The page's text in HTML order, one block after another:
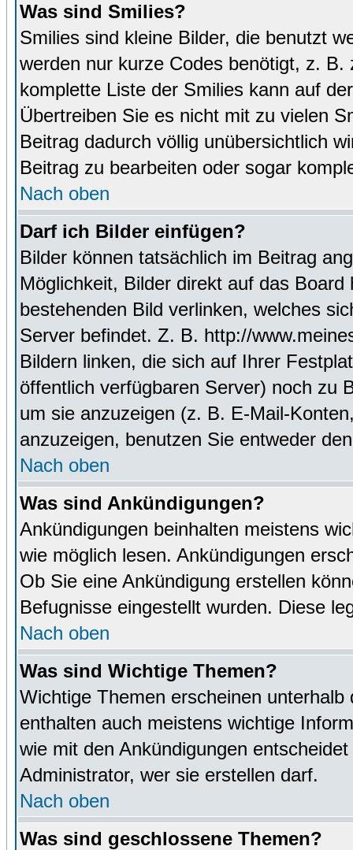
Was sind Smilies?
Smilies sind kleine Bilder, die benutzt
werden nur kurze Codes benötigt, z.
komplette Liste der Smilies kann auf
Übertreiben Sie es nicht mit zu vielen
Beitrag dadurch völlig unübersichtlich
Beitrag zu bearbeiten oder sogar
Nach oben
Darf ich Bilder einfügen?
Bilder können tatsächlich im Beitrag
Möglichkeit, Bilder direkt auf das
bestehenden Bild verlinken, welches
Server befindet. Z. B. http://
Bildern linken, die sich auf Ihrer
öffentlich verfügbaren Server) noch zu
um sie anzuzeigen (z. B. E-Mail-
anzuzeigen, benutzen Sie entweder
Nach oben
Was sind Ankündigungen?
Ankündigungen beinhalten meistens
wie möglich lesen. Ankündigungen
Ob Sie eine Ankündigung erstellen
Befugnisse eingestellt wurden. Diese
Nach oben
Was sind Wichtige Themen?
Wichtige Themen erscheinen
enthalten auch meistens wichtige
wie mit den Ankündigungen
Administrator, wer sie erstellen darf.
Nach oben
Was sind geschlossene Themen?